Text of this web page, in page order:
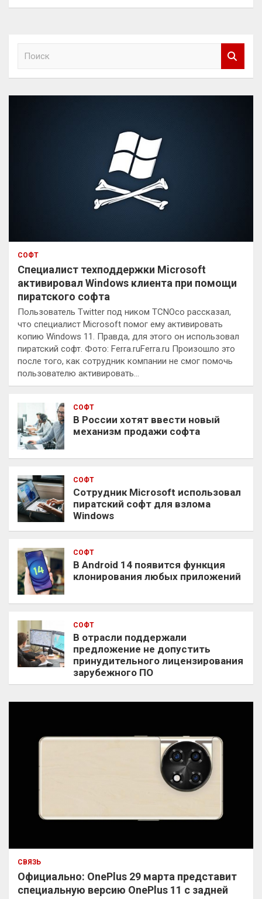
к
СОФТ
Специалист техподдержки Microsoft
активировал Windows клиента при помощи
пиратского софта
Пользователь Twitter под ником TCNOco рассказал,
что специалист Microsoft помог ему активировать
копию Windows 11. Правда, для этого он использовал
пиратский софт. Фото: Ferra.ruFerra.ru Произошло это
после того, как сотрудник компании не смог помочь
пользователю активировать…
СОФТ
В России хотят ввести новый
механизм продажи софта
СОФТ
Сотрудник Microsoft использовал
пиратский софт для взлома
Windows
СОФТ
В Android 14 появится функция
клонирования любых приложений
СОФТ
В отрасли поддержали
предложение не допустить
принудительного лицензирования
зарубежного ПО
СВЯЗЬ
Официально: OnePlus 29 марта представит
специальную версию OnePlus 11 с задней